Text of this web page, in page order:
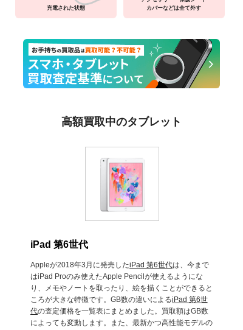
充電された状態
カバーなどは全て外す
高額買取中のタブレット
iPad 第6世代
Appleが2018年3月に発売したiPad 第6世代は、今まで
はiPad Proのみ使えたApple Pencilが使えるようにな
り、メモやノートを取ったり、絵を描くことができると
ころが大きな特徴です。GB数の違いによるiPad 第6世
代の査定価格を一覧表にまとめました。買取額はGB数
によっても変動します。また、最新かつ高性能モデルの